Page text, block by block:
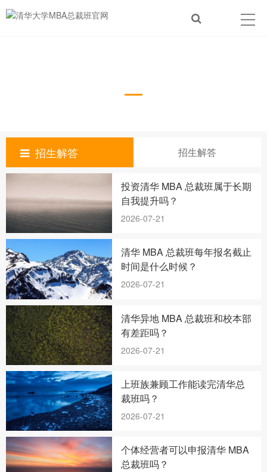
招生解答 招生解答
投资清华 MBA 总裁班属于长期
自我提升吗？
2026-07-21
清华 MBA 总裁班每年报名截止
时间是什么时候？
2026-07-21
清华异地 MBA 总裁班和校本部
有差距吗？
2026-07-21
上班族兼顾工作能读完清华总
裁班吗？
2026-07-21
个体经营者可以申报清华 MBA
总裁班吗？